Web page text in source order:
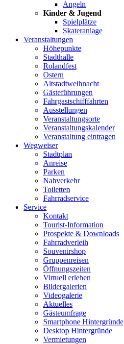
Angeln
Kinder & Jugend
Spielplätze
Skateranlage
Veranstaltungen
Höhepunkte
Stadthalle
Rolandfest
Ostern
Altstadtweihnacht
Gästeführungen
Fahrgastschifffahrten
Ausstellungen
Veranstaltungsorte
Veranstaltungskalender
Veranstaltung eintragen
Wegweiser
Stadtplan
Anreise
Parken
Nahverkehr
Toiletten
Fahrradservice
Service
Kontakt
Tourist-Information
Prospekte & Downloads
Fahrradverleih
Souvenirshop
Gruppenreisen
Öffnungszeiten
Virtuell erleben
Bildergalerien
Videogalerie
Aktuelles
Gästeumfrage
Smartphone Hintergründe
Desktop Hintergründe
Vermietungen